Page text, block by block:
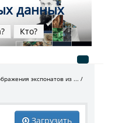
данных
Кто?
экспонатов из ...
Загрузить